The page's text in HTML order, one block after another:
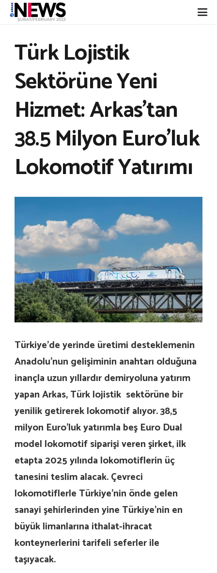
Türk Lojistik
Sektörüne Yeni
Hizmet: Arkas’tan
38.5 Milyon Euro’luk
Lokomotif Yatırımı
Türkiye’de yerinde üretimi desteklemenin
Anadolu’nun gelişiminin anahtarı olduğuna
inançla uzun yıllardır demiryoluna yatırım
yapan Arkas, Türk lojistik sektörüne bir
yenilik getirerek lokomotif alıyor. 38,5
milyon Euro’luk yatırımla beş Euro Dual
model lokomotif siparişi veren şirket, ilk
etapta 2025 yılında lokomotiflerin üç
tanesini teslim alacak. Çevreci
lokomotiflerle Türkiye’nin önde gelen
sanayi şehirlerinden yine Türkiye’nin en
büyük limanlarına ithalat-ihracat
konteynerlerini tarifeli seferler ile
taşıyacak.